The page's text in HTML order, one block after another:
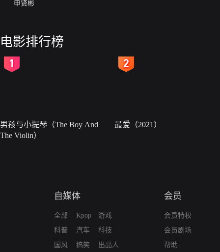
申贤彬
电影排行榜
男孩与小提琴（The Boy And
The Violin）
最爱（2021）
自媒体
全部
科普
国风
Kpop
汽车
搞笑
游戏
科技
出品人
会员
会员特权
会员剧场
帮助